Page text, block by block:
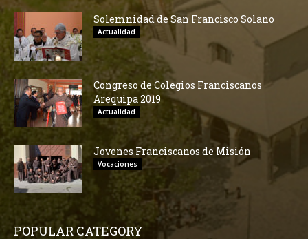
Solemnidad de San Francisco Solano
Actualidad
Congreso de Colegios Franciscanos
Arequipa 2019
Actualidad
Jovenes Franciscanos de Misión
Vocaciones
POPULAR CATEGORY